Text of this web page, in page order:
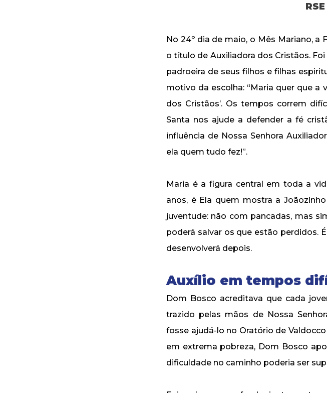
No 24º dia de maio, o Mês Mariano, a
o título de Auxiliadora dos Cristãos.
padroeira de seus filhos e filhas
motivo da escolha: “Maria quer que a
dos Cristãos’. Os tempos correm
Santa nos ajude a defender a fé
influência de Nossa Senhora
ela quem tudo fez!”.
Maria é a figura central em toda a
anos, é Ela quem mostra a
juventude: não com pancadas, mas
poderá salvar os que estão perdidos.
desenvolverá depois.
Auxílio em tempos
Dom Bosco acreditava que cada
trazido pelas mãos de Nossa
fosse ajudá-lo no Oratório de
em extrema pobreza, Dom Bosco
dificuldade no caminho poderia ser